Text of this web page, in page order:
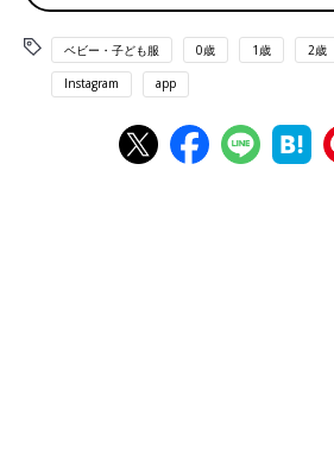
ベビー・子ども服 0歳 1歳 2歳
Instagram app